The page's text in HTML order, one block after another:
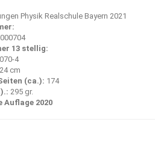
Physik Realschule Bayern 2021
13 stellig:
4
cm
(ca.): 174
295 gr.
Auflage 2020